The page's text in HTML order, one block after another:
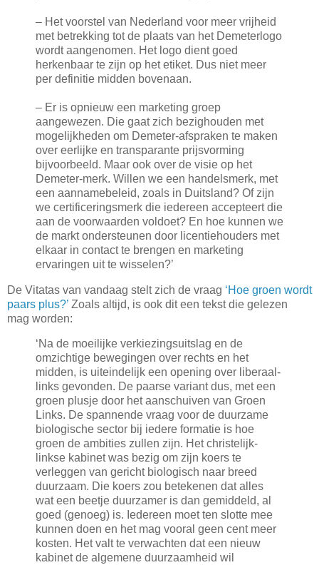
– Het voorstel van Nederland voor meer vrijheid
met betrekking tot de plaats van het Demeterlogo
wordt aangenomen. Het logo dient goed
herkenbaar te zijn op het etiket. Dus niet meer
per definitie midden bovenaan.
– Er is opnieuw een marketing groep
aangewezen. Die gaat zich bezighouden met
mogelijkheden om Demeter-afspraken te maken
over eerlijke en transparante prijsvorming
bijvoorbeeld. Maar ook over de visie op het
Demeter-merk. Willen we een handelsmerk, met
een aannamebeleid, zoals in Duitsland? Of zijn
we certificeringsmerk die iedereen accepteert die
aan de voorwaarden voldoet? En hoe kunnen we
de markt ondersteunen door licentiehouders met
elkaar in contact te brengen en marketing
ervaringen uit te wisselen?’
De Vitatas van vandaag stelt zich de vraag ‘Hoe groen wordt
paars plus?’ Zoals altijd, is ook dit een tekst die gelezen
mag worden:
‘Na de moeilijke verkiezingsuitslag en de
omzichtige bewegingen over rechts en het
midden, is uiteindelijk een opening over liberaal-
links gevonden. De paarse variant dus, met een
groen plusje door het aanschuiven van Groen
Links. De spannende vraag voor de duurzame
biologische sector bij iedere formatie is hoe
groen de ambities zullen zijn. Het christelijk-
linkse kabinet was bezig om zijn koers te
verleggen van gericht biologisch naar breed
duurzaam. Die koers zou betekenen dat alles
wat een beetje duurzamer is dan gemiddeld, al
goed (genoeg) is. Iedereen moet ten slotte mee
kunnen doen en het mag vooral geen cent meer
kosten. Het valt te verwachten dat een nieuw
kabinet de algemene duurzaamheid wil